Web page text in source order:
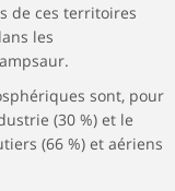
de ces territoires
les
sont, pour
(30 %) et le
(66 %) et aériens